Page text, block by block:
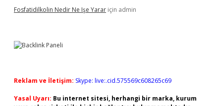
Fosfatidilkolin Nedir Ne Işe Yarar için admin
Reklam ve İletişim: Skype: live:.cid.575569c608265c69
Yasal Uyarı: Bu internet sitesi, herhangi bir marka, kurum